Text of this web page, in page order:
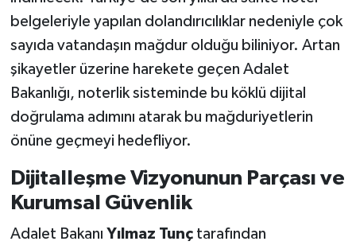
belgeleriyle yapılan dolandırıcılıklar nedeniyle çok
sayıda vatandaşın mağdur olduğu biliniyor. Artan
şikayetler üzerine harekete geçen Adalet
Bakanlığı, noterlik sisteminde bu köklü dijital
doğrulama adımını atarak bu mağduriyetlerin
önüne geçmeyi hedefliyor.
Dijitalleşme Vizyonunun Parçası ve
Kurumsal Güvenlik
Adalet Bakanı Yılmaz Tunçtarafından